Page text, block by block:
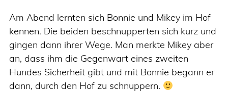
Am Abend lernten sich Bonnie und Mikey im Hof
kennen. Die beiden beschnupperten sich kurz und
gingen dann ihrer Wege. Man merkte Mikey aber
an, dass ihm die Gegenwart eines zweiten
Hundes Sicherheit gibt und mit Bonnie begann er
dann, durch den Hof zu schnuppern.